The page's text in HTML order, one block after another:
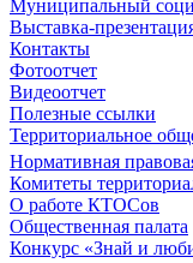
Муниципальный
Выставка-
Контакты
Фотоотчет
Видеоотчет
Полезные ссылки
Территориальное
Нормативная
Комитеты
О работе КТОСов
Общественная палата
Конкурс «Знай и